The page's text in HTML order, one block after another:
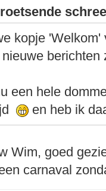
kopje
berichten
een hele
en heb ik
Wim, goed
carnaval